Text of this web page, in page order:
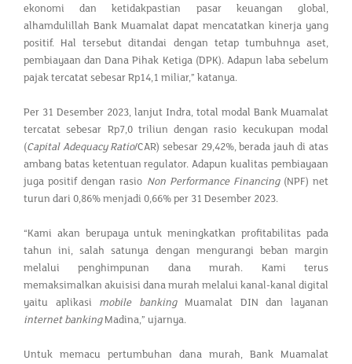
ekonomi dan ketidakpastian pasar keuangan global,
alhamdulillah Bank Muamalat dapat mencatatkan kinerja yang
positif. Hal tersebut ditandai dengan tetap tumbuhnya aset,
pembiayaan dan Dana Pihak Ketiga (DPK). Adapun laba sebelum
pajak tercatat sebesar Rp14,1 miliar,” katanya.
Per 31 Desember 2023, lanjut Indra, total modal Bank Muamalat
tercatat sebesar Rp7,0 triliun dengan rasio kecukupan modal
(Capital Adequacy Ratio/CAR) sebesar 29,42%, berada jauh di atas
ambang batas ketentuan regulator. Adapun kualitas pembiayaan
juga positif dengan rasio Non Performance Financing(NPF) net
turun dari 0,86% menjadi 0,66% per 31 Desember 2023.
“Kami akan berupaya untuk meningkatkan profitabilitas pada
tahun ini, salah satunya dengan mengurangi beban margin
melalui penghimpunan dana murah. Kami terus
memaksimalkan akuisisi dana murah melalui kanal-kanal digital
yaitu aplikasi mobile bankingMuamalat DIN dan layanan
internet bankingMadina,” ujarnya.
Untuk memacu pertumbuhan dana murah, Bank Muamalat